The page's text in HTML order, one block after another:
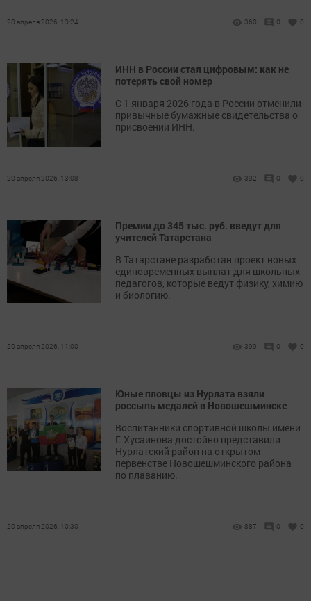
20 апреля 2026, 13:24 360 0 0
ИНН в России стал цифровым: как не
потерять свой номер
С 1 января 2026 года в России отменили
привычные бумажные свидетельства о
присвоении ИНН.
20 апреля 2026, 13:08 392 0 0
Премии до 345 тыс. руб. введут для
учителей Татарстана
В Татарстане разработан проект новых
единовременных выплат для школьных
педагогов, которые ведут физику, химию
и биологию.
20 апреля 2026, 11:00 399 0 0
Юные пловцы из Нурлата взяли
россыпь медалей в Новошешминске
Воспитанники спортивной школы имени
Г. Хусаинова достойно представили
Нурлатский район на открытом
первенстве Новошешминского района
по плаванию.
20 апреля 2026, 10:30 887 0 0